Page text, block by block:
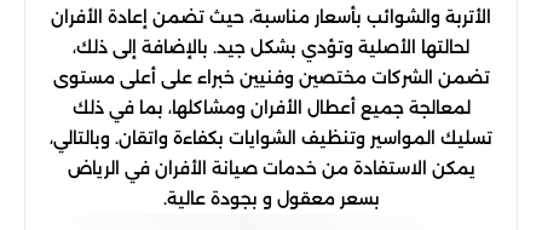
الأتربة والشوائب بأسعار مناسبة، حيث تضمن إعادة الأفران
لحالتها الأصلية وتؤدي بشكل جيد. بالإضافة إلى ذلك،
تضمن الشركات مختصين وفنيين خبراء على أعلى مستوى
لمعالجة جميع أعطال الأفران ومشاكلها، بما في ذلك
تسليك المواسير وتنظيف الشوايات بكفاءة واتقان. وبالتالي،
يمكن الاستفادة من خدمات صيانة الأفران في الرياض
بسعر معقول و بجودة عالية.